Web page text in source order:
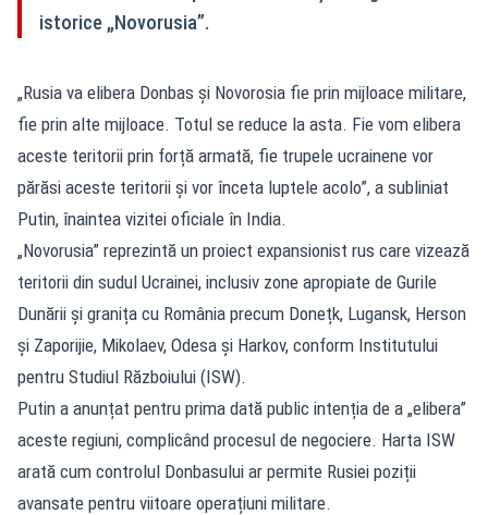
istorice „Novorusia”.
„Rusia va elibera Donbas și Novorosia fie prin mijloace militare,
fie prin alte mijloace. Totul se reduce la asta. Fie vom elibera
aceste teritorii prin forță armată, fie trupele ucrainene vor
părăsi aceste teritorii și vor înceta luptele acolo”, a subliniat
Putin, înaintea vizitei oficiale în India.
„Novorusia” reprezintă un proiect expansionist rus care vizează
teritorii din sudul Ucrainei, inclusiv zone apropiate de Gurile
Dunării și granița cu România precum Donețk, Lugansk, Herson
și Zaporijie, Mikolaev, Odesa și Harkov, conform Institutului
pentru Studiul Războiului (ISW).
Putin a anunțat pentru prima dată public intenția de a „elibera”
aceste regiuni, complicând procesul de negociere. Harta ISW
arată cum controlul Donbasului ar permite Rusiei poziții
avansate pentru viitoare operațiuni militare.